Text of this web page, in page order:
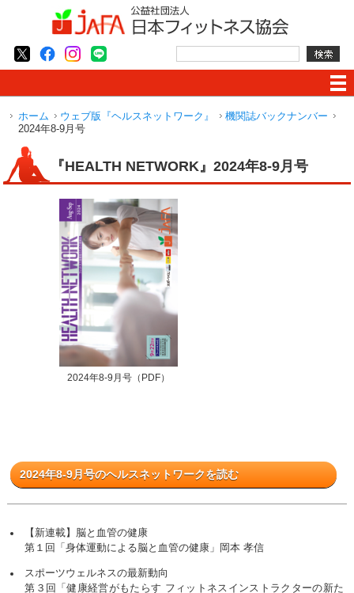
ホーム ウェブ版『ヘルスネットワーク』
機関誌バックナンバー
2024年8-9月号
『HEALTH NETWORK』2024年8-9月号
2024年8-9月号（PDF）
2024年8-9月号のヘルスネットワークを読む
【新連載】脳と血管の健康
第１回「身体運動による脳と血管の健康」岡本 孝信
スポーツウェルネスの最新動向
第３回「健康経営がもたらす フィットネスインストラクターの新た